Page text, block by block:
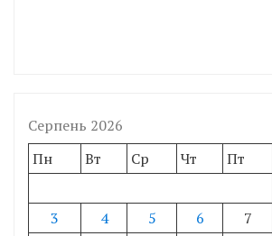
Серпень 2026
Пн
Вт Ср Чт Пт
3
4 5 6 7